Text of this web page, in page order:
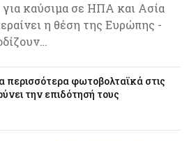
και επενδυτών
εκατ. στα €112 εκατ. οι κρατικές
έρευνα στην Κύπρο
καύσιμα σε ΗΠΑ και Ασία
η θέση της Ευρώπης -
περισσότερα φωτοβολταϊκά στις
την επιδότησή τους